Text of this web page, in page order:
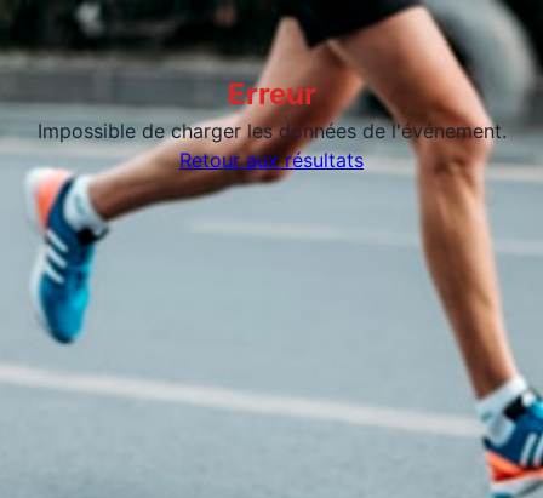
Erreur
Impossible de charger les données de l'événement.
Retour aux résultats